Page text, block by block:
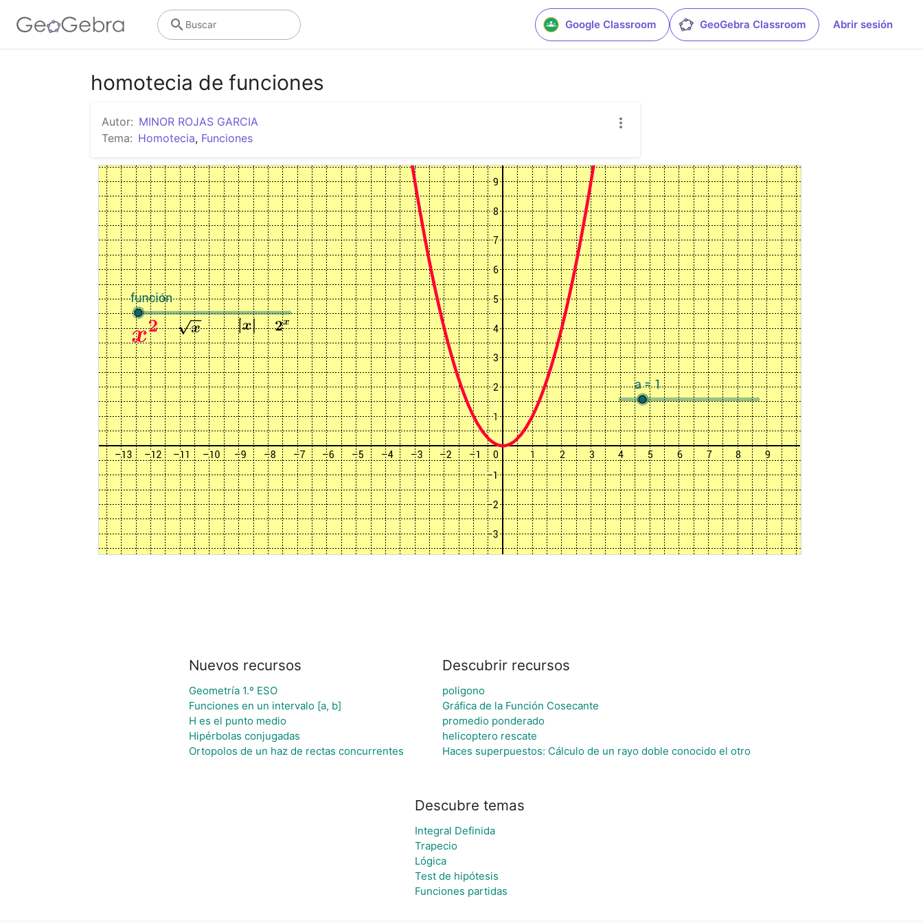
Google Classroom GeoGebra Classroom Abrir sesión
Buscar
homotecia de funciones
Autor: MINOR ROJAS GARCIA
Tema: Homotecia, Funciones
Nuevos recursos
Geometría 1.º ESO
Funciones en un intervalo [a, b]
H es el punto medio
Hipérbolas conjugadas
Ortopolos de un haz de rectas concurrentes
Descubrir recursos
poligono
Gráfica de la Función Cosecante
promedio ponderado
helicoptero rescate
Haces superpuestos: Cálculo de un rayo doble conocido el otro
Descubre temas
Integral Definida
Trapecio
Lógica
Test de hipótesis
Funciones partidas